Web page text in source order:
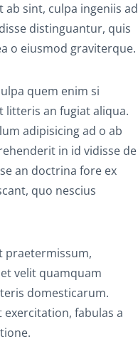
sint, culpa ingeniis ad
distinguantur, quis
o eiusmod graviterque.
quem enim si
litteris an fugiat aliqua.
adipisicing ad o ab
in id vidisse de
an doctrina fore ex
quo nescius
praetermissum,
velit quamquam
domesticarum.
fabulas a